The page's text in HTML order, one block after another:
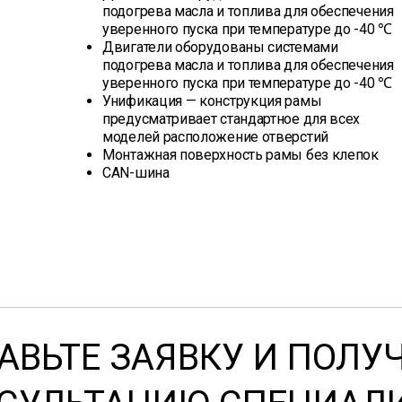
подогрева масла и топлива для обеспечения
уверенного пуска при температуре до -40 ℃
Двигатели оборудованы системами
подогрева масла и топлива для обеспечения
уверенного пуска при температуре до -40 ℃
Унификация — конструкция рамы
предусматривает стандартное для всех
моделей расположение отверстий
Монтажная поверхность рамы без клепок
CAN-шина
ЗАЯВКУ И